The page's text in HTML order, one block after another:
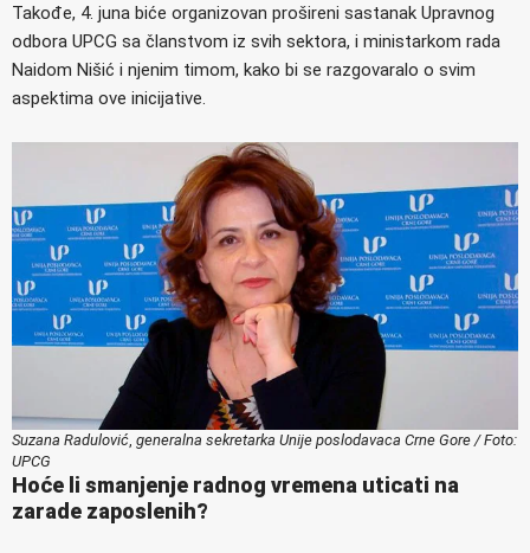
Takođe, 4. juna biće organizovan prošireni sastanak Upravnog
odbora UPCG sa članstvom iz svih sektora, i ministarkom rada
Naidom Nišić i njenim timom, kako bi se razgovaralo o svim
aspektima ove inicijative.
Suzana Radulović generalna sekretarka Unije poslodavaca Crne Gore / Foto:
UPCG
Hoće li smanjenje radnog vremena uticati na
zarade zaposlenih?